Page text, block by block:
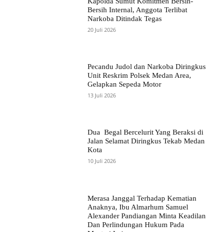
Bersih Internal, Anggota Terlibat
Narkoba Ditindak Tegas
20 Juli 2026
Pecandu Judol dan Narkoba Diringkus
Unit Reskrim Polsek Medan Area,
Gelapkan Sepeda Motor
13 Juli 2026
Dua Begal Bercelurit Yang Beraksi di
Jalan Selamat Diringkus Tekab Medan
Kota
10 Juli 2026
Merasa Janggal Terhadap Kematian
Anaknya, Ibu Almarhum Samuel
Alexander Pandiangan Minta Keadilan
Dan Perlindungan Hukum Pada